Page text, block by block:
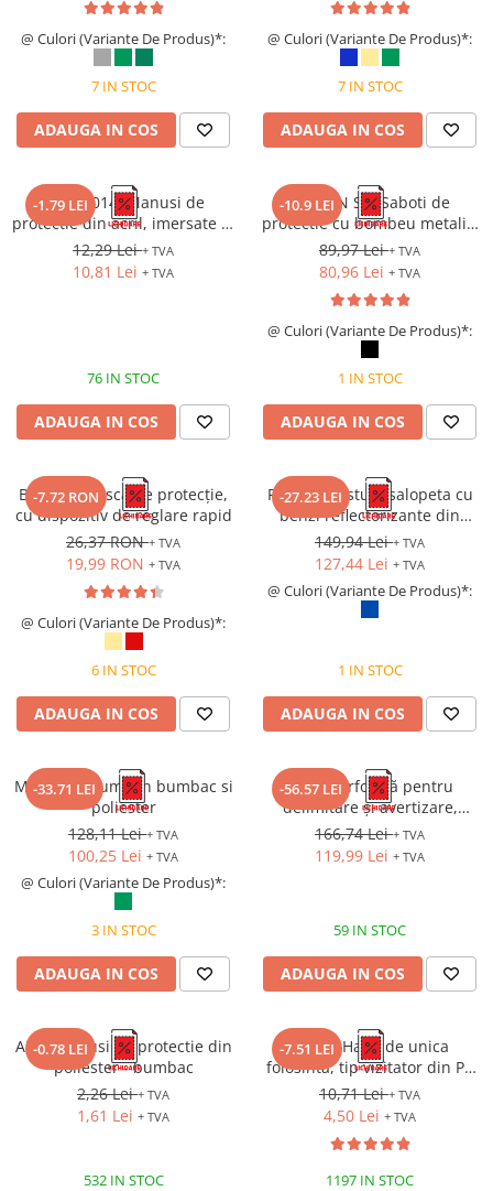
Costume | Combinezoane Ignifuge
Jachete| Bluze Ignifuge
Mânecuțe Ignifuge
Pantaloni Ignifugi
Sorturi ignifuge
@ Culori (Variante De Produs)*:
7 IN STOC
ADAUGA IN COS
@ Culori (Variante De Produs)*:
7 IN STOC
ADAUGA IN COS
-1.79 LEI
HS-04-014, Manusi de
protectie din acril, imersate in
latex
12,29 Lei+ TVA
10,81 Lei + TVA
76 IN STOC
ADAUGA IN COS
-10.9 LEI
ROSLYN SB, Saboti de
protectie cu bombeu metalic,
talpa SRC
89,97 Lei+ TVA
80,96 Lei + TVA
@ Culori (Variante De Produs)*:
1 IN STOC
ADAUGA IN COS
-7.72 RON
BRENTA, Cască de protecție,
cu dispozitiv de reglare rapid
26,37 RON+ TVA
19,99 RON + TVA
@ Culori (Variante De Produs)*:
6 IN STOC
ADAUGA IN COS
-27.23 LEI
REFLEX, Costum salopeta cu
benzi reflectorizante din
bumbac si poliester
149,94 Lei+ TVA
127,44 Lei + TVA
@ Culori (Variante De Produs)*:
1 IN STOC
ADAUGA IN COS
-33.71 LEI
MEDA, Costum din bumbac si
poliester
128,11 Lei+ TVA
100,25 Lei + TVA
@ Culori (Variante De Produs)*:
3 IN STOC
ADAUGA IN COS
-56.57 LEI
Plasă perforată pentru
delimitare și avertizare,
înălțime 1m, lungime 50m
166,74 Lei+ TVA
119,99 Lei + TVA
59 IN STOC
ADAUGA IN COS
-0.78 LEI
AUK, Manusi de protectie din
poliester - bumbac
2,26 Lei+ TVA
1,61 Lei + TVA
532 IN STOC
-7.51 LEI
ROCK, Halat de unica
folosinta, tip vizitator din PP
netesut
10,71 Lei+ TVA
4,50 Lei + TVA
1197 IN STOC